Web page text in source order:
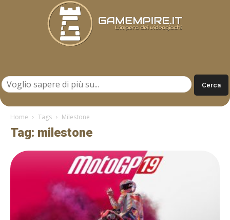
Home Tags Milestone
Tag: milestone